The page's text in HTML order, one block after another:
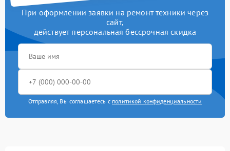
При оформлении заявки на ремонт техники через
сайт,
действует персональная бессрочная скидка
Отправляя, Вы соглашаетесь с политикой конфиденциальности